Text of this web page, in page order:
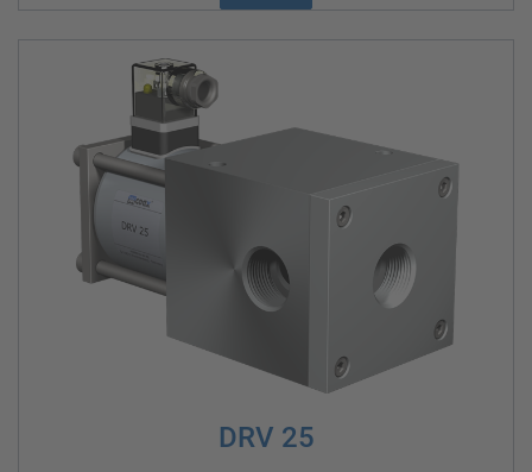
DRV 25